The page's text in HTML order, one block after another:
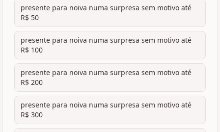
presente para noiva numa surpresa sem motivo até
R$ 50
presente para noiva numa surpresa sem motivo até
R$ 100
presente para noiva numa surpresa sem motivo até
R$ 200
presente para noiva numa surpresa sem motivo até
R$ 300